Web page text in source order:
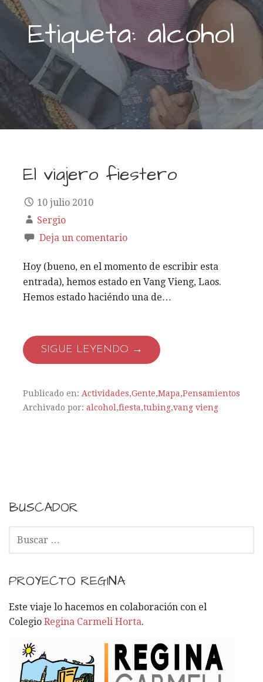
Etiqueta: alcohol
El viajero fiestero
10 julio 2010
Sergio
Deja un comentario
Hoy (bueno, en el momento de escribir esta
entrada), hemos estado en Vang Vieng, Laos.
Hemos estado haciéndo una de…
SIGUE LEYENDO →
Publicado en: Actividades,Gente,Mapa,Pensamientos
Archivado por: alcohol ,fiesta,tubing,vang vieng
BUSCADOR
C
R
:
PROYECTO REGINA
Este viaje lo hacemos en colaboración con el
Colegio Regina Carmeli Horta.